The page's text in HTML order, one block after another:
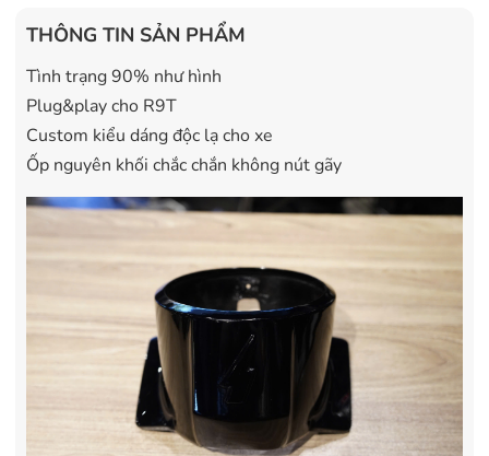
THÔNG TIN SẢN PHẨM
Tình trạng 90% như hình
Plug&play cho R9T
Custom kiểu dáng độc lạ cho xe
Ốp nguyên khối chắc chắn không nút gãy